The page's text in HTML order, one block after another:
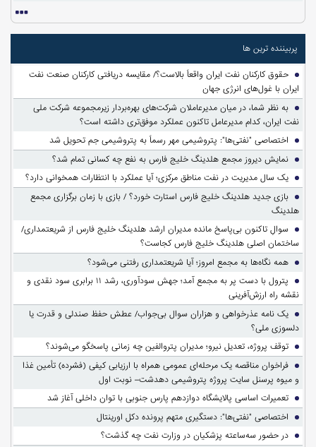
پربیننده ترین ها
حقوق کارکنان نفت ایران واقعاً بالاست؟/ مقایسه دریافتی کارکنان صنعت نفت
ایران با غول‌های انرژی جهان
به نظر شما، در میان مدیرعاملان شرکت‌های بهره‌بردار زیرمجموعه شرکت ملی
نفت ایران، کدام مدیرعامل تاکنون عملکرد موفق‌تری داشته است؟
اختصاصی "نفتی‌ها": پتروشیمی مهر رسماً به پتروشیمی جم تحویل شد
نمایش دیروز مجمع هلدینگ خلیج فارس به نفع چه کسانی تمام شد؟
یک سال مدیریت در نفت مناطق مرکزی؛ آیا عملکرد با انتظارات همخوانی دارد؟
بازی جدید هلدینگ خلیج فارس استارت خورد؟ / بازی با زمان برگزاری مجمع
هلدینگ
سوالِ تاکنون بی‌پاسخ مانده مدیران ارشد هلدینگ خلیج فارس از شریعتمداری/
ساختمان اصلی هلدینگ خلیج فارس کجاست؟
همه نگاه‌ها به مجمع امروز؛ آیا شریعتمداری رفتنی می‌شود؟
پترول با دست پر به مجمع آمد؛ جهش سودآوری، رشد ۱۱ برابری سود نقدی و
نقشه راه ارزش‌آفرینی
یک نامه عذرخواهی و هزاران سوال بی‌جواب/ عطش حفظ صندلی و قدرت یا
دلسوزی ملی؟
توقف پروژه، تعدیل نیرو؛ مدیران پتروالفین چه زمانی پاسخگو می‌شوند؟
فراخوان مناقصه یک مرحله‌ای عمومی همراه با ارزیابی کیفی (فشرده) تأمین غذا
و میوه پرسنل سایت پروژه پتروشیمی دهدشت– نوبت اول
تعمیرات اساسی پالایشگاه دوازدهم پارس جنوبی با توان داخلی آغاز شد
اختصاصی "نفتی‌ها": دستگیری متهم پرونده دکل اورینتال
در حضور سه‌ساعته پزشکیان در وزارت نفت چه گذشت؟